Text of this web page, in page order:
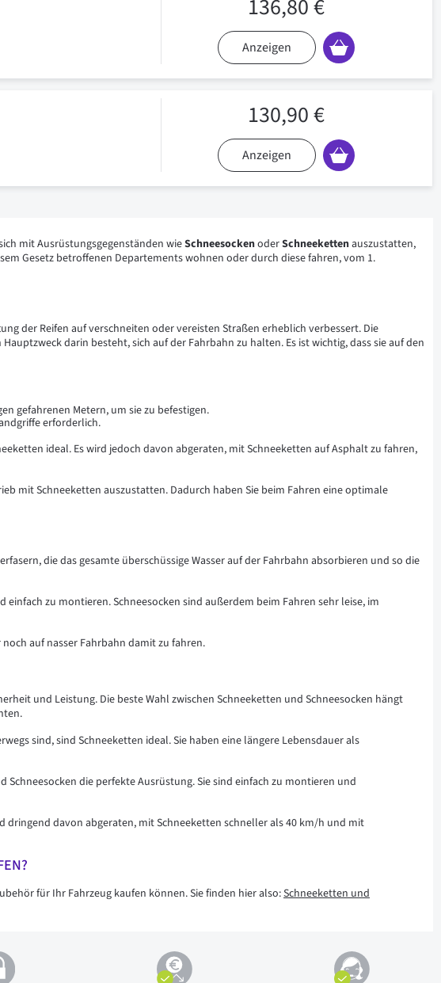
136,80 €
Anzeigen
130,90 €
Anzeigen
mit Ausrüstungsgegenständen wieSchneesockenoderSchneekettenauszustatten,
Gesetz betroffenen Departements wohnen oder durch diese fahren, vom 1.
der Reifen auf verschneiten oder vereisten Straßen erheblich verbessert. Die
darin besteht, sich auf der Fahrbahn zu halten. Es ist wichtig, dass sie auf den
gefahrenen Metern, um sie zu befestigen.
erforderlich.
ideal. Es wird jedoch davon abgeraten, mit Schneeketten auf Asphalt zu fahren,
mit Schneeketten auszustatten. Dadurch haben Sie beim Fahren eine optimale
die das gesamte überschüssige Wasser auf der Fahrbahn absorbieren und so die
zu montieren. Schneesocken sind außerdem beim Fahren sehr leise, im
auf nasser Fahrbahn damit zu fahren.
und Leistung. Die beste Wahl zwischen Schneeketten und Schneesocken hängt
sind, sind Schneeketten ideal. Sie haben eine längere Lebensdauer als
die perfekte Ausrüstung. Sie sind einfach zu montieren und
dringend davon abgeraten, mit Schneeketten schneller als 40 km/h und mit
für Ihr Fahrzeug kaufen können. Sie finden hier also:Schneeketten und